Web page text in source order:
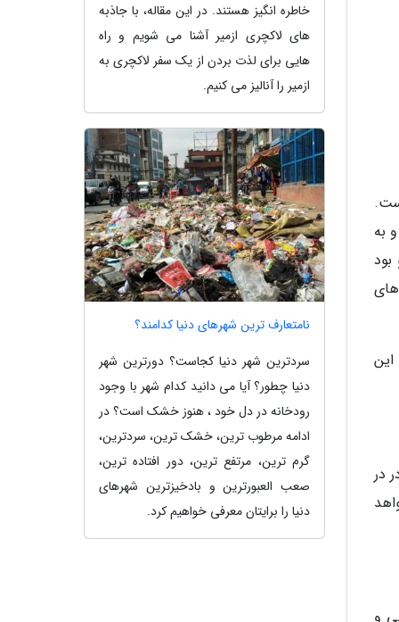
است.
و به
های
جنوب این
در
هر شب خواهد
و
خاطره انگیز هستند. در این مقاله، با جاذبه
های لاکچری ازمیر آشنا می شویم و راه
هایی برای لذت بردن از یک سفر لاکچری به
ازمیر را آنالیز می کنیم.
نامتعارف ترین شهرهای دنیا کدامند؟
سردترین شهر دنیا کجاست؟ دورترین شهر
دنیا چطور؟ آیا می دانید کدام شهر با وجود
رودخانه در دل خود ، هنوز خشک است؟ در
ادامه مرطوب ترین، خشک ترین، سردترین،
گرم ترین، مرتفع ترین، دور افتاده ترین،
صعب العبورترین و بادخیزترین شهرهای
دنیا را برایتان معرفی خواهیم کرد.